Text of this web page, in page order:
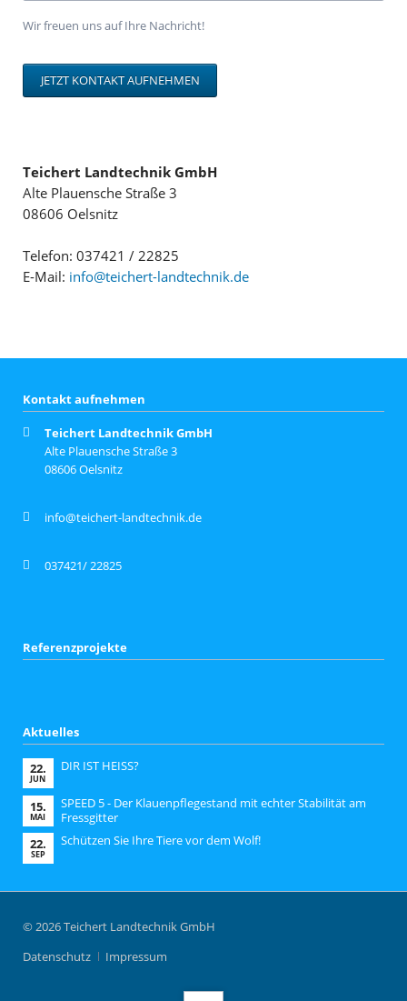
Wir freuen uns auf Ihre Nachricht!
JETZT KONTAKT AUFNEHMEN
Teichert Landtechnik GmbH
Alte Plauensche Straße 3
08606 Oelsnitz
Telefon: 037421 / 22825
E-Mail: info@teichert-landtechnik.de
Kontakt aufnehmen
Teichert Landtechnik GmbH
Alte Plauensche Straße 3
08606 Oelsnitz
info@teichert-landtechnik.de
037421/ 22825
Referenzprojekte
Aktuelles
22.
JUN
DIR IST HEISS?
15.
MAI
SPEED 5 - Der Klauenpflegestand mit echter Stabilität am
Fressgitter
22.
SEP
Schützen Sie Ihre Tiere vor dem Wolf!
© 2026 Teichert Landtechnik GmbH
Navigation
Datenschutz Impressum